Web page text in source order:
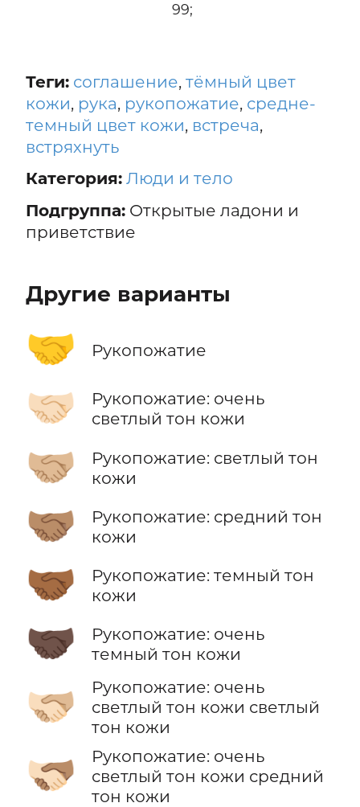
99;
Теги: соглашение, тёмный цвет
кожи, рука, рукопожатие, средне-
темный цвет кожи, встреча,
встряхнуть
Категория: Люди и тело
Подгруппа:Открытые ладони и
приветствие
Другие варианты
🤝 Рукопожатие
🤝🏻
Рукопожатие: очень
светлый тон кожи
🤝🏼
Рукопожатие: светлый тон
кожи
🤝🏽
Рукопожатие: средний тон
кожи
🤝🏾
Рукопожатие: темный тон
кожи
🤝🏿
Рукопожатие: очень
темный тон кожи
🫱🏻‍🫲🏼
Рукопожатие: очень
светлый тон кожи светлый
тон кожи
🫱🏻‍🫲🏽
Рукопожатие: очень
светлый тон кожи средний
тон кожи